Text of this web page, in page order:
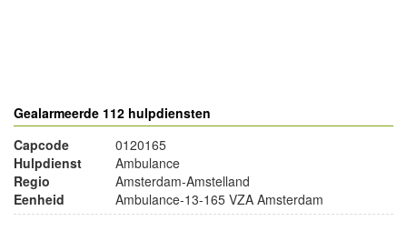
Gealarmeerde 112 hulpdiensten
Capcode
0120165
Hulpdienst
Ambulance
Regio
Amsterdam-Amstelland
Eenheid
Ambulance-13-165 VZA Amsterdam